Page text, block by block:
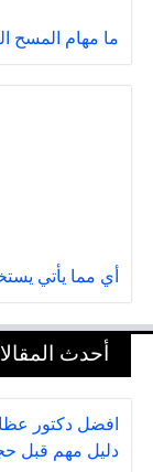
ما مهام المسح
أي مما يأتي
أحدث
افضل دكتور
دليل مهم قبل